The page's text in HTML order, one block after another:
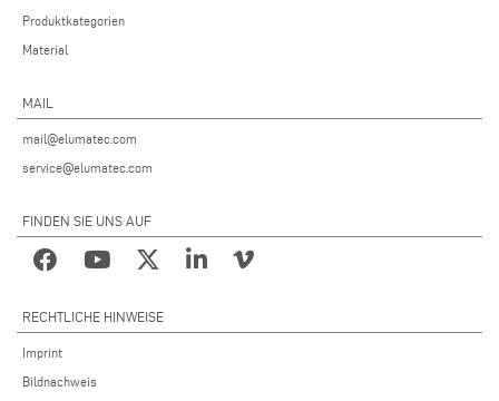
Produktkategorien
Material
MAIL
mail@elumatec.com
service@elumatec.com
FINDEN SIE UNS AUF
RECHTLICHE HINWEISE
Imprint
Bildnachweis